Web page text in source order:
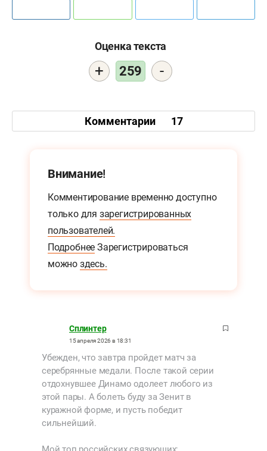
Оценка текста
+ 259 -
Комментарии 17
Внимание!
Комментирование временно доступно
только для зарегистрированных
пользователей.
Подробнее Зарегистрироваться
можно здесь.
Сплинтер
15 апреля 2026 в 18:31
Убежден, что завтра пройдет матч за
серебрянные медали. После такой серии
отдохнувшее Динамо одолеет любого из
этой пары. А болеть буду за Зенит в
куражной форме, и пусть победит
сильнейший.